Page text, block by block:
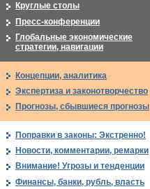
Круглые столы
Пресс-конференции
Глобальные экономические
стратегии, навигации
Концепции, аналитика
Экспертиза и законотворчество
Прогнозы, сбывшиеся прогнозы
Поправки в законы: Экстренно!
Новости, комментарии, ремарки
Внимание! Угрозы и тенденции
Финансы, банки, рубль, власть